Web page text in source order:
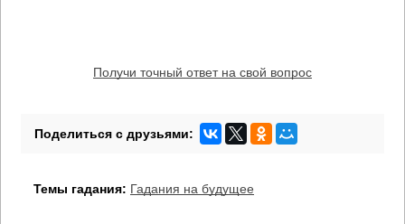
Получи точный ответ на свой вопрос
Темы гадания: Гадания на будущее